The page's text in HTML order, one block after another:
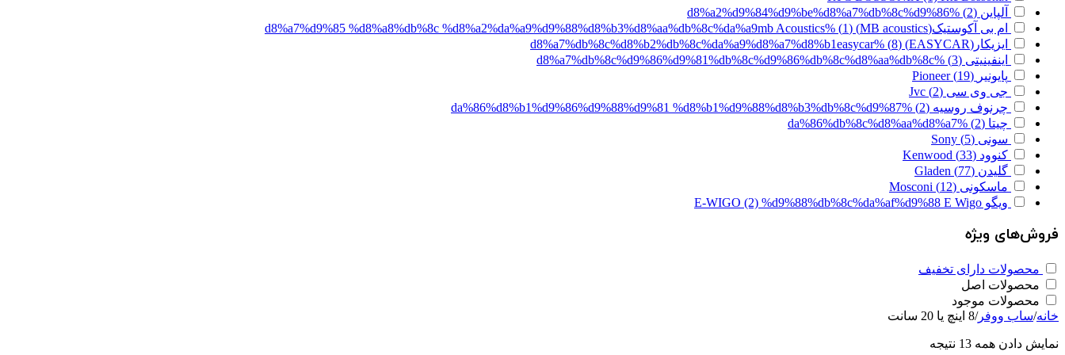
آلپاین (2)
%d8%a2%d9%84%d9%be%d8%a7%db%8c%d9%86
ام بی آکوستیک(MB acoustics)
(1)
%d8%a7%d9%85 %d8%a8%db%8c %d8%a2%da%a9%d9%88%d8%b3%d8%aa%db%8c%da%a9mb Acoustics
ایزیکار(EASYCAR)
(8)
%d8%a7%db%8c%d8%b2%db%8c%da%a9%d8%a7%d8%b1easycar
اینفینیتی (3)
%d8%a7%db%8c%d9%86%d9%81%db%8c%d9%86%db%8c%d8%aa%db%8c
پایونیر (19)
Pioneer
جی وی سی (2)
Jvc
چرنوف روسیه (2)
%da%86%d8%b1%d9%86%d9%88%d9%81 %d8%b1%d9%88%d8%b3%db%8c%d9%87
چیتا (2)
%da%86%db%8c%d8%aa%d8%a7
سونی (5)
Sony
کنوود (33)
Kenwood
گلیدن (77)
Gladen
ماسکونی (12)
Mosconi
ویگو E-WIGO
(2) %d9%88%db%8c%da%af%d9%88 E Wigo
فروش‌های ویژه
محصولات دارای تخفیف
محصولات اصل
محصولات موجود
خانه/ساب ووفر/8 اینچ یا 20 سانت
نمایش دادن همه 13 نتیجه